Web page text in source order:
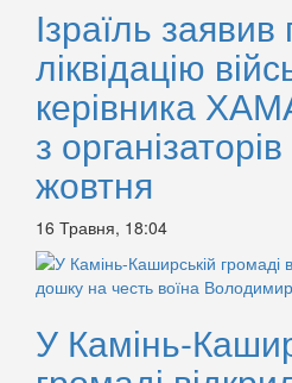
Ізраїль заявив
ліквідацію
керівника
з
жовтня
16 Травня, 18:04
У Камінь-